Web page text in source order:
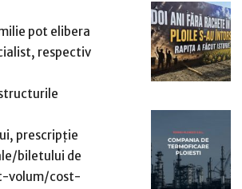
pot elibera
respectiv
prescripţie
biletului de
volum/cost-